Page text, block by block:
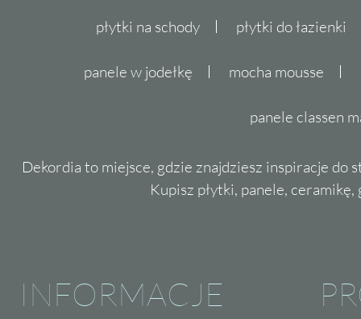
płytki na schody płytki do łazienki
panele w jodełkę mocha mousse
panele classen
Dekordia to miejsce, gdzie znajdziesz inspiracje do
Kupisz płytki, panele,
INFORMACJE